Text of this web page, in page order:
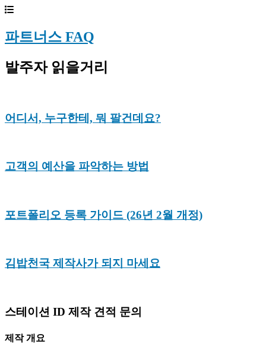
파트너스 FAQ
발주자 읽을거리
어디서, 누구한테, 뭐 팔건데요?
고객의 예산을 파악하는 방법
포트폴리오 등록 가이드 (26년 2월 개정)
김밥천국 제작사가 되지 마세요
스테이션 ID 제작 견적 문의
제작 개요